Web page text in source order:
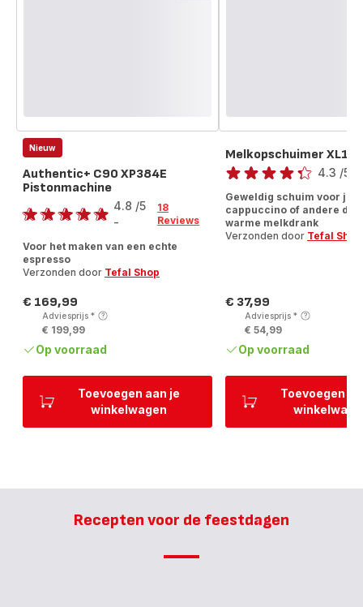
Toevoegen aan je
winkelwagen
Nieuw
Authentic+ C90 XP384E
Pistonmachine
Score
4.8 /5
-
18
Reviews
Voor het maken van een echte
espresso
Verzonden door Tefal Shop
Prijs
€ 169,99
Adviesprijs*
€ 199,99
Op voorraad
Toevoegen
Melkopschuimer
Score
4.3 /5
Geweldig schuim voor je
cappuccino of andere
warme melkdrank
Verzonden door Tefal Shop
Prijs
€ 37,99
Adviesprijs*
€ 54,99
Op voorraad
Recepten voor de feestdagen